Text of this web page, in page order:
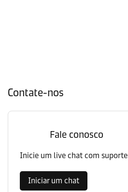
Contate-nos
Fale conosco
Inicie um live chat com suporte
Iniciar um chat